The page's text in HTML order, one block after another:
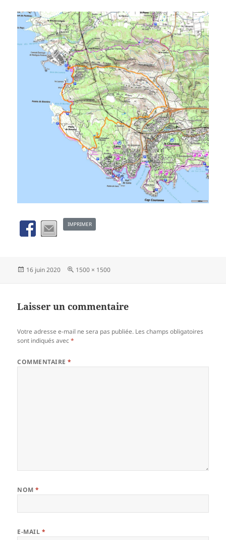
IMPRIMER
Publié
le
16 juin 2020
Taille
1500 × 1500
Laisser un commentaire
Votre adresse e-mail ne sera pas publiée. Les champs obligatoires
sont indiqués avec*
COMMENTAIRE*
NOM*
E-MAIL *